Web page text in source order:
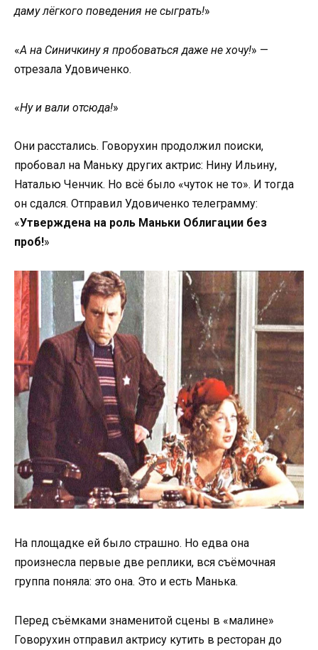
даму лёгкого поведения не сыграть!»
«А на Синичкину я пробоваться даже не хочу!» —
отрезала Удовиченко.
«Ну и вали отсюда!»
Они расстались. Говорухин продолжил поиски,
пробовал на Маньку других актрис: Нину Ильину,
Наталью Ченчик. Но всё было «чуток не то». И тогда
он сдался. Отправил Удовиченко телеграмму:
«Утверждена на роль Маньки Облигации без
проб!»
На площадке ей было страшно. Но едва она
произнесла первые две реплики, вся съёмочная
группа поняла: это она. Это и есть Манька.
Перед съёмками знаменитой сцены в «малине»
Говорухин отправил актрису кутить в ресторан до